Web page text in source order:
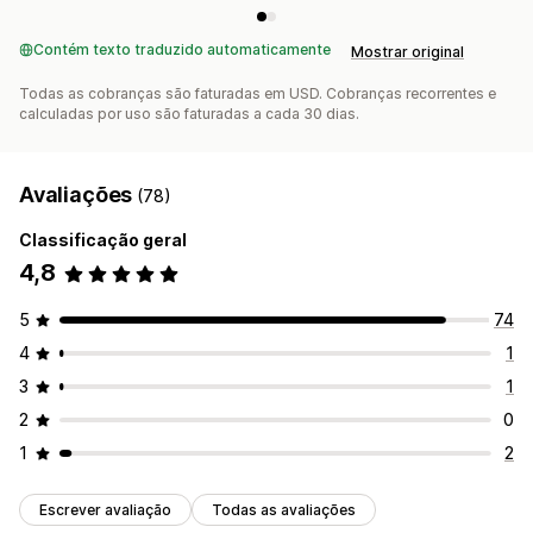
Contém texto traduzido automaticamente Mostrar original
Todas as cobranças são faturadas em USD. Cobranças recorrentes e
calculadas por uso são faturadas a cada 30 dias.
Avaliações (78)
Classificação geral
4,8
5
74
4
1
3
1
2
0
1
2
Escrever avaliação Todas as avaliações